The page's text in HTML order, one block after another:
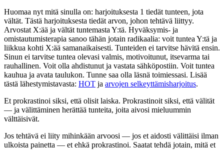
Huomaa nyt mitä sinulla on: harjoituksesta 1 tiedät tunteen, jota
vältät. Tästä harjoituksesta tiedät arvon, johon tehtävä liittyy.
Arvostat X:ää ja vältät tuntemasta Y:tä. Hyväksymis- ja
omistautumisterapia sanoo tähän jotain radikaalia: voit tuntea Y:tä ja
liikkua kohti X:ää samanaikaisesti. Tunteiden ei tarvitse hävitä ensin.
Sinun ei tarvitse tuntea olevasi valmis, motivoitunut, itsevarma tai
rauhallinen. Voit olla ahdistunut ja vastata sähköpostiin. Voit tuntea
kauhua ja avata taulukon. Tunne saa olla läsnä toimiessasi. Lisää
tästä lähestymistavasta: HOT ja arvojen selkeyttämisharjoitus.
Et prokrastinoi siksi, että olisit laiska. Prokrastinoit siksi, että välität
— ja välittäminen herättää tunteita, joita aivosi mieluummin
välttäisivät.
Jos tehtävä ei liity mihinkään arvoosi — jos et aidosti välittäisi ilman
ulkoista painetta — et ehkä prokrastinoi. Saatat tehdä jotain, mitä et